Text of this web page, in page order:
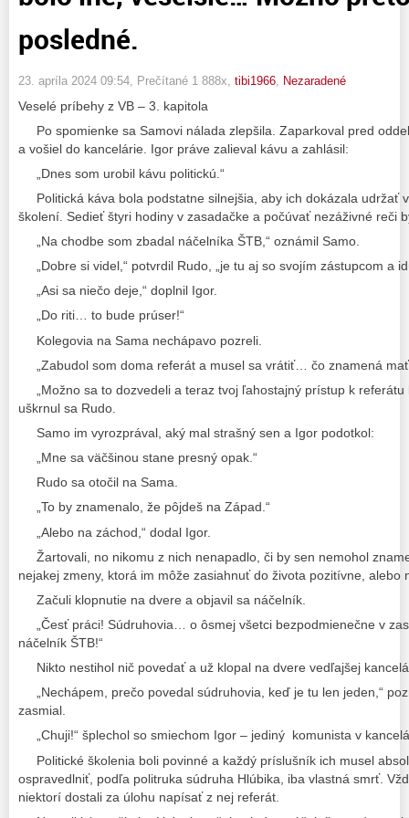
posledné.
23. apríla 2024 09:54 , Prečítané 1 888x, tibi1966 Nezaradené
Veselé príbehy z VB – 3. kapitola
Po spomienke sa Samovi nálada zlepšila. Zaparkoval pred
a vošiel do kancelárie. Igor práve zalieval kávu a zahlásil:
„Dnes som urobil kávu politickú.“
Politická káva bola podstatne silnejšia, aby ich dokázala udržať
školení. Sedieť štyri hodiny v zasadačke a počúvať nezáživné reči
„Na chodbe som zbadal náčelníka ŠTB,“ oznámil Samo.
„Dobre si videl,“ potvrdil Rudo, „je tu aj so svojím zástupcom a
„Asi sa niečo deje,“ doplnil Igor.
„Do riti… to bude prúser!“
Kolegovia na Sama nechápavo pozreli.
„Zabudol som doma referát a musel sa vrátiť… čo znamená mať
„Možno sa to dozvedeli a teraz tvoj ľahostajný prístup k referátu
uškrnul sa Rudo.
Samo im vyrozprával, aký mal strašný sen a Igor podotkol:
„Mne sa väčšinou stane presný opak.“
Rudo sa otočil na Sama.
„To by znamenalo, že pôjdeš na Západ.“
„Alebo na záchod,“ dodal Igor.
Žartovali, no nikomu z nich nenapadlo, či by sen nemohol
nejakej zmeny, ktorá im môže zasiahnuť do života pozitívne, alebo
Začuli klopnutie na dvere a objavil sa náčelník.
„Česť práci! Súdruhovia… o ôsmej všetci bezpodmienečne v
náčelník ŠTB!“
Nikto nestihol nič povedať a už klopal na dvere vedľajšej
„Nechápem, prečo povedal súdruhovia, keď je tu len jeden,“
zasmial.
„Chuji!“ šplechol so smiechom Igor – jediný komunista v
Politické školenia boli povinné a každý príslušník ich musel
ospravedlniť, podľa politruka súdruha Hlúbika, iba vlastná smrť.
niektorí dostali za úlohu napísať z nej referát.